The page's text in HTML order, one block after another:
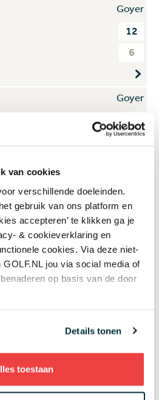
van cookies
verschillende doeleinden.
gebruik van ons platform en
accepteren’ te klikken ga je
& cookieverklaring en
cookies. Via deze niet-
jou via social media of
op basis van de door
Details tonen
toestaan
Goyer
12
6
Goyer
10
8
4
14
De Pan
15